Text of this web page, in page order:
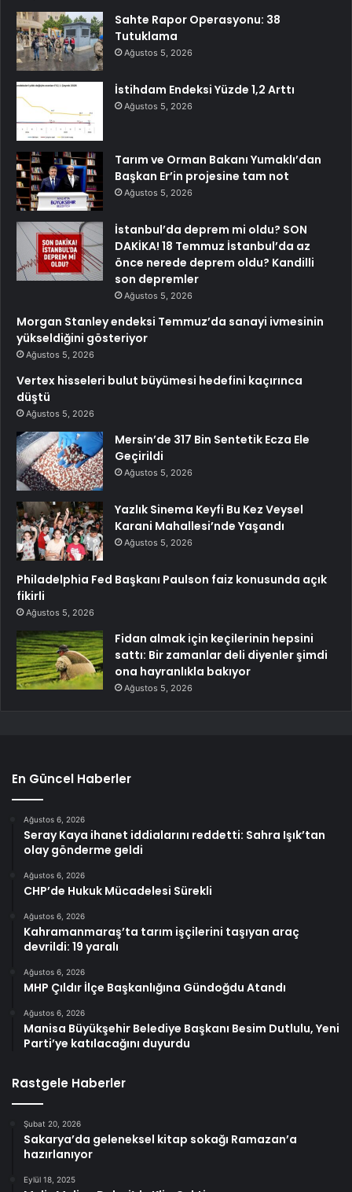
Sahte Rapor Operasyonu: 38
Tutuklama
Ağustos 5, 2026
İstihdam Endeksi Yüzde 1,2 Arttı
Ağustos 5, 2026
Tarım ve Orman Bakanı Yumaklı’dan
Başkan Er’in projesine tam not
Ağustos 5, 2026
İstanbul’da deprem mi oldu? SON
DAKİKA! 18 Temmuz İstanbul’da az
önce nerede deprem oldu? Kandilli
son depremler
Ağustos 5, 2026
Morgan Stanley endeksi Temmuz’da sanayi ivmesinin
yükseldiğini gösteriyor
Ağustos 5, 2026
Vertex hisseleri bulut büyümesi hedefini kaçırınca
düştü
Ağustos 5, 2026
Mersin’de 317 Bin Sentetik Ecza Ele
Geçirildi
Ağustos 5, 2026
Yazlık Sinema Keyfi Bu Kez Veysel
Karani Mahallesi’nde Yaşandı
Ağustos 5, 2026
Philadelphia Fed Başkanı Paulson faiz konusunda açık
fikirli
Ağustos 5, 2026
Fidan almak için keçilerinin hepsini
sattı: Bir zamanlar deli diyenler şimdi
ona hayranlıkla bakıyor
Ağustos 5, 2026
En Güncel Haberler
Ağustos 6, 2026
Seray Kaya ihanet iddialarını reddetti: Sahra Işık’tan
olay gönderme geldi
Ağustos 6, 2026
CHP’de Hukuk Mücadelesi Sürekli
Ağustos 6, 2026
Kahramanmaraş’ta tarım işçilerini taşıyan araç
devrildi: 19 yaralı
Ağustos 6, 2026
MHP Çıldır İlçe Başkanlığına Gündoğdu Atandı
Ağustos 6, 2026
Manisa Büyükşehir Belediye Başkanı Besim Dutlulu, Yeni
Parti’ye katılacağını duyurdu
Rastgele Haberler
Şubat 20, 2026
Sakarya’da geleneksel kitap sokağı Ramazan’a
hazırlanıyor
Eylül 18, 2025